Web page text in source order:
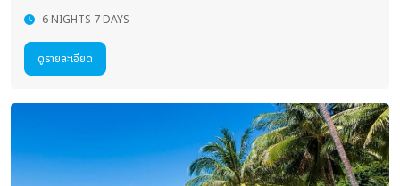
6 NIGHTS 7 DAYS
ดูรายละเอียด